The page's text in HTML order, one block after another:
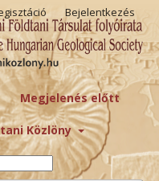
Megjelenés előtt
Közlöny
Bejelentkezés